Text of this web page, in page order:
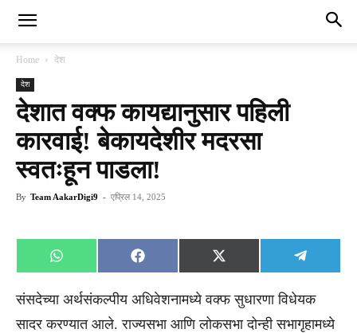
Home देश
देश
देशात वक्फ कायद्यानुसार पहिली
कारवाई! बेकायदेशीर मदरसा
स्वतःहून पाडला!
By Team AakarDigi9 - एप्रिल 14, 2025
Share
on
WhatsApp
Share
on
Facebook
Share
on
X
(Twitter)
Share
on
संसदेच्या अर्थसंकल्पीय अधिवेशनामध्ये वक्फ सुधारणा विधेयक
सादर करण्यात आले. राज्यसभा आणि लोकसभा दोन्ही सभागृहामध्ये